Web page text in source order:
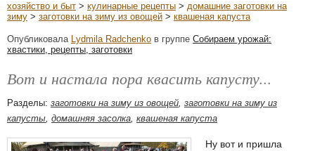
хозяйство и быт > кулинарные рецепты > домашние заготовки на
зиму > заготовки на зиму из овощей > квашеная капуста
Опубликовала Lydmila Radchenko в группе Собираем урожай:
хвастики, рецепты, заготовки
Вот и настала пора квасить капусту...
Разделы: заготовки на зиму из овощей, заготовки на зиму из
капусты, домашняя засолка, квашеная капуста
Ну вот и пришла